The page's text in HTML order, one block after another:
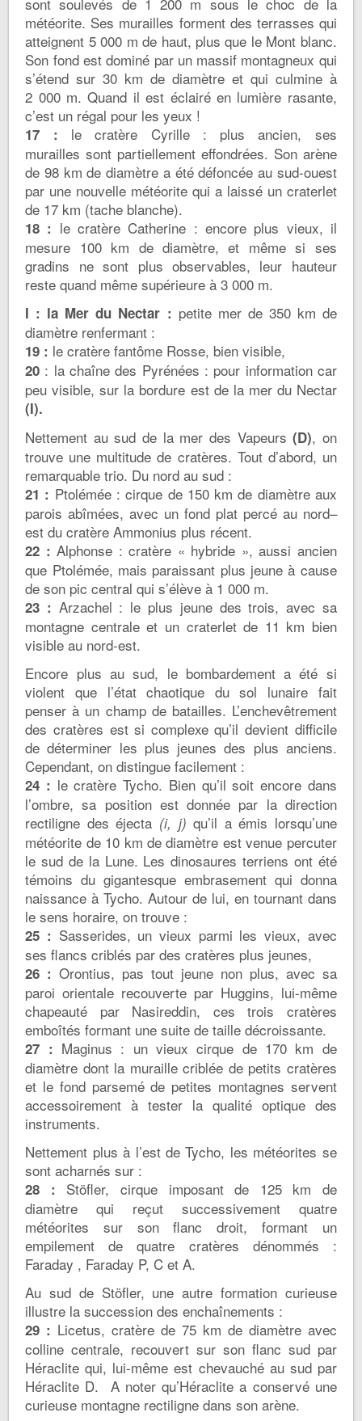
météorite. Ses murailles forment des terrasses qui
atteignent 5 000 m de haut, plus que le Mont blanc.
Son fond est dominé par un massif montagneux qui
s’étend sur 30 km de diamètre et qui culmine à
2 000 m. Quand il est éclairé en lumière rasante,
c’est un régal pour les yeux !
17 : le cratère Cyrille : plus ancien, ses
murailles sont partiellement effondrées. Son arène
de 98 km de diamètre a été défoncée au sud-ouest
par une nouvelle météorite qui a laissé un craterlet
de 17 km (tache blanche).
18 : le cratère Catherine : encore plus vieux, il
mesure 100 km de diamètre, et même si ses
gradins ne sont plus observables, leur hauteur
reste quand même supérieure à 3 000 m.
I : la Mer du Nectar : petite mer de 350 km de
diamètre renfermant :
19 : le cratère fantôme Rosse, bien visible,
20 : la chaîne des Pyrénées : pour information car
peu visible, sur la bordure est de la mer du Nectar
(I).
Nettement au sud de la mer des Vapeurs(D), on
trouve une multitude de cratères. Tout d’abord, un
remarquable trio. Du nord au sud :
21 : Ptolémée : cirque de 150 km de diamètre aux
parois abîmées, avec un fond plat percé au nord–
est du cratère Ammonius plus récent.
22 : Alphonse : cratère « hybride », aussi ancien
que Ptolémée, mais paraissant plus jeune à cause
de son pic central qui s’élève à 1 000 m.
23 : Arzachel : le plus jeune des trois, avec sa
montagne centrale et un craterlet de 11 km bien
visible au nord-est.
Encore plus au sud, le bombardement a été si
violent que l’état chaotique du sol lunaire fait
penser à un champ de batailles. L’enchevêtrement
des cratères est si complexe qu’il devient difficile
de déterminer les plus jeunes des plus anciens.
Cependant, on distingue facilement :
24 : le cratère Tycho. Bien qu’il soit encore dans
l’ombre, sa position est donnée par la direction
rectiligne des éjecta (i, j) qu’il a émis lorsqu’une
météorite de 10 km de diamètre est venue percuter
le sud de la Lune. Les dinosaures terriens ont été
témoins du gigantesque embrasement qui donna
naissance à Tycho. Autour de lui, en tournant dans
le sens horaire, on trouve :
25 : Sasserides, un vieux parmi les vieux, avec
ses flancs criblés par des cratères plus jeunes,
26 : Orontius, pas tout jeune non plus, avec sa
paroi orientale recouverte par Huggins, lui-même
chapeauté par Nasireddin, ces trois cratères
emboîtés formant une suite de taille décroissante.
27 : Maginus : un vieux cirque de 170 km de
diamètre dont la muraille criblée de petits cratères
et le fond parsemé de petites montagnes servent
accessoirement à tester la qualité optique des
instruments.
Nettement plus à l’est de Tycho, les météorites se
sont acharnés sur :
28 : Stöfler, cirque imposant de 125 km de
diamètre qui reçut successivement quatre
météorites sur son flanc droit, formant un
empilement de quatre cratères dénommés :
Faraday , Faraday P, C et A.
Au sud de Stöfler, une autre formation curieuse
illustre la succession des enchaînements :
29 : Licetus, cratère de 75 km de diamètre avec
colline centrale, recouvert sur son flanc sud par
Héraclite qui, lui-même est chevauché au sud par
Héraclite D. A noter qu’Héraclite a conservé une
curieuse montagne rectiligne dans son arène.